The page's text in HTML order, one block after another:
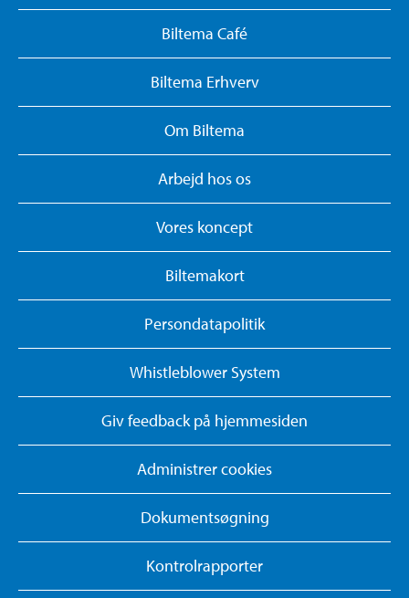
Biltema Café
Biltema Erhverv
Om Biltema
Arbejd hos os
Vores koncept
Biltemakort
Persondatapolitik
Whistleblower System
Giv feedback på hjemmesiden
Administrer cookies
Dokumentsøgning
Kontrolrapporter